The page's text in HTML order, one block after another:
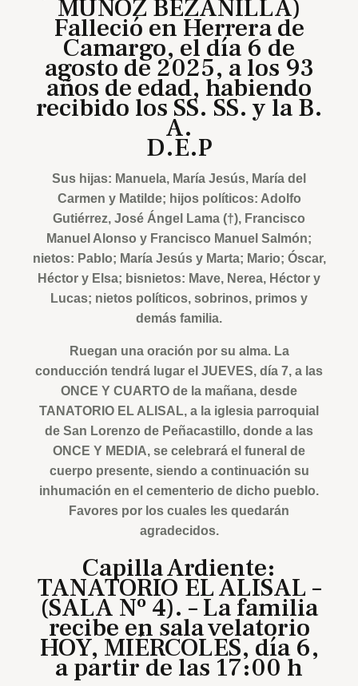
MUÑOZ BEZANILLA)
Falleció en Herrera de
Camargo, el día 6 de
agosto de 2025, a los 93
años de edad, habiendo
recibido los SS. SS. y la B.
A.
D.E.P
Sus hijas: Manuela, María Jesús, María del
Carmen y Matilde; hijos políticos: Adolfo
Gutiérrez, José Ángel Lama (†), Francisco
Manuel Alonso y Francisco Manuel Salmón;
nietos: Pablo; María Jesús y Marta; Mario; Óscar,
Héctor y Elsa; bisnietos: Mave, Nerea, Héctor y
Lucas; nietos políticos, sobrinos, primos y
demás familia.
Ruegan una oración por su alma. La
conducción tendrá lugar el JUEVES, día 7, a las
ONCE Y CUARTO de la mañana, desde
TANATORIO EL ALISAL, a la iglesia parroquial
de San Lorenzo de Peñacastillo, donde a las
ONCE Y MEDIA, se celebrará el funeral de
cuerpo presente, siendo a continuación su
inhumación en el cementerio de dicho pueblo.
Favores por los cuales les quedarán
agradecidos.
Capilla Ardiente:
TANATORIO EL ALISAL –
(SALA Nº 4). – La familia
recibe en sala velatorio
HOY, MIÉRCOLES, día 6,
a partir de las 17:00 h